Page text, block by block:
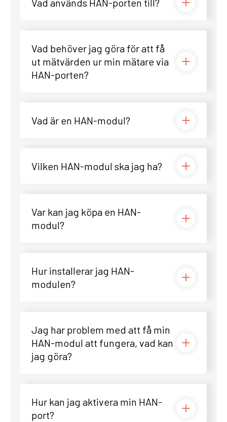
Vad används HAN-porten till?
Vad behöver jag göra för att få
ut mätvärden ur min mätare via
HAN-porten?
Vad är en HAN-modul?
Vilken HAN-modul ska jag ha?
Var kan jag köpa en HAN-
modul?
Hur installerar jag HAN-
modulen?
Jag har problem med att få min
HAN-modul att fungera, vad kan
jag göra?
Hur kan jag aktivera min HAN-
port?